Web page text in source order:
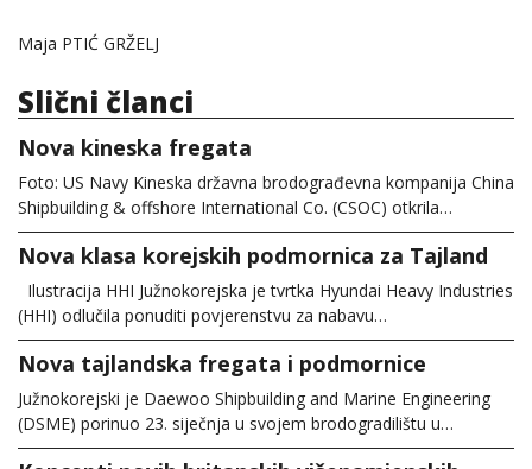
Maja PTIĆ GRŽELJ
Slični članci
Nova kineska fregata
Foto: US Navy Kineska državna brodograđevna kompanija China
Shipbuilding & offshore International Co. (CSOC) otkrila…
Nova klasa korejskih podmornica za Tajland
Ilustracija HHI Južnokorejska je tvrtka Hyundai Heavy Industries
(HHI) odlučila ponuditi povjerenstvu za nabavu…
Nova tajlandska fregata i podmornice
Južnokorejski je Daewoo Shipbuilding and Marine Engineering
(DSME) porinuo 23. siječnja u svojem brodogradilištu u…